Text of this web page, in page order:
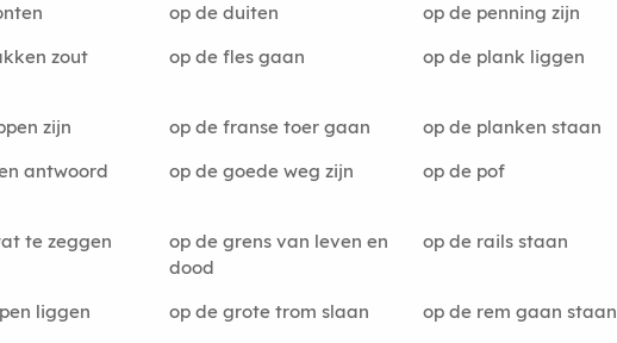
op de duiten
op de penning zijn
zout
op de fles gaan op de plank liggen
zijn op de franse toer gaan
op de planken staan
antwoord
op de goede weg zijn op de pof
te zeggen
op de grens van leven en
dood
op de rails staan
liggen op de grote trom slaan
op de rem gaan staan